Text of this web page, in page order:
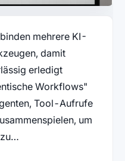
mehrere KI-
damit
erledigt
Workflows"
Tool-Aufrufe
um
zu…